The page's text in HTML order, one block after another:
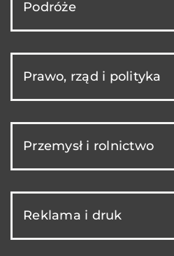
Podróże
Prawo, rząd i polityka
Przemysł i rolnictwo
Reklama i druk